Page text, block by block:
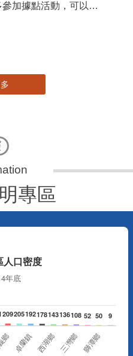
加據點活動，可以更
專區